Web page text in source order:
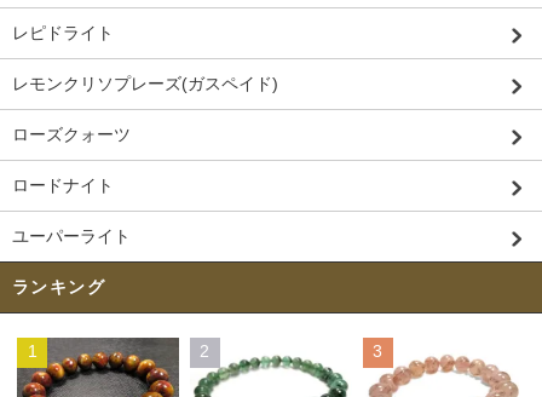
レピドライト
レモンクリソプレーズ(ガスペイド)
ローズクォーツ
ロードナイト
ユーパーライト
ランキング
1 2 3